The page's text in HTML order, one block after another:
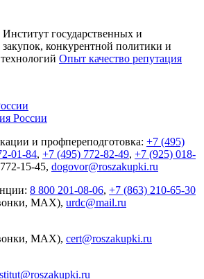
Институт государственных и
конкурентной политики и
Опыт качество репутация
России
и профпереподготовка: +7 (495)
01-84, +7 (495) 772-82-49, +7 (925) 018-
15-45, dogovor@roszakupki.ru
8 800 201-08-06, +7 (863) 210-65-30
MAX), urdc@mail.ru
MAX), cert@roszakupki.ru